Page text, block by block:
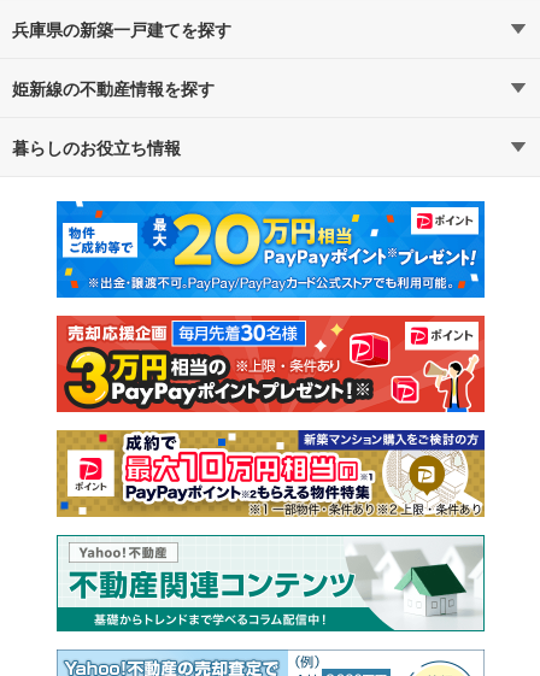
兵庫県の新築一戸建てを探す
路線・駅から探す
通勤・通学時間から探す
姫新線の不動産情報を探す
不動産・住宅
新築マンション 中古マンション
新築一戸建て 中古一戸建て
注文住宅 土地
売却査定
暮らしのお役立ち情報
マンションカタログ 教えて！住まいの先生